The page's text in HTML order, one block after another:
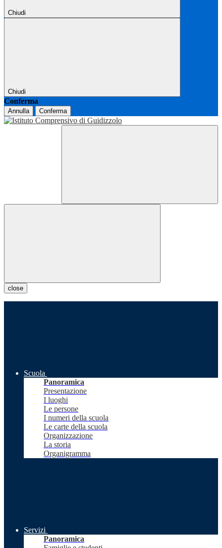
Chiudi
Chiudi
Conferma
Annulla Conferma
close
Scuola
Panoramica
Presentazione
I luoghi
Le persone
I numeri della scuola
Le carte della scuola
Organizzazione
La storia
Organigramma
Servizi
Panoramica